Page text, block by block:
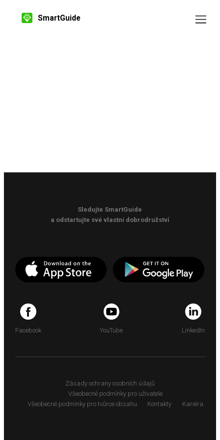
SmartGuide
Sledujte SmartGuide
a odstartujte své vlastní dobrodružství
Facebook YouTube LinkedIn
Zásady ochrany osobních údajů
Všeobecné podmínky pro uživatele
Všeobecné podmínky pro tvůrce obsahu
Kontakty Kariéra